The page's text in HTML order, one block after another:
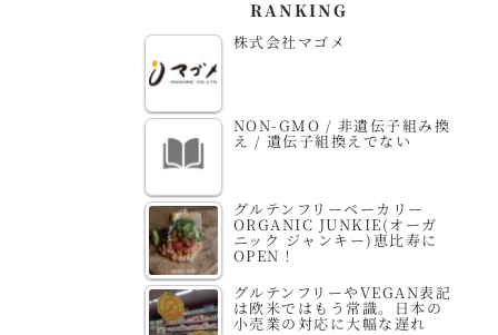
RANKING
株式会社マゴメ
NON-GMO / 非遺伝子組み換
え / 遺伝子組換えでない
グルテンフリーベーカリー
ORGANIC JUNKIE(オーガ
ニック ジャンキー)恵比寿に
OPEN！
グルテンフリーやVEGAN表記
は欧米ではもう常識。日本の
小売業の対応に大幅な遅れ